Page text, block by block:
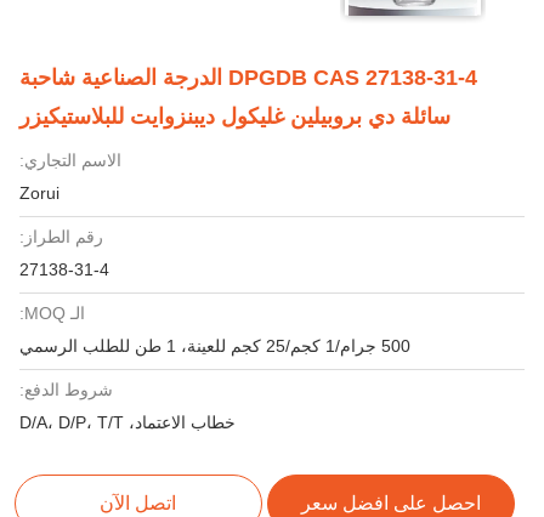
DPGDB CAS 27138-31-4 الدرجة الصناعية شاحبة
سائلة دي بروبيلين غليكول ديبنزوايت للبلاستيكيزر
الاسم التجاري:
Zorui
رقم الطراز:
27138-31-4
الـ MOQ:
500 جرام/1 كجم/25 كجم للعينة، 1 طن للطلب الرسمي
شروط الدفع:
خطاب الاعتماد، D/A، D/P، T/T
احصل على افضل سعر اتصل الآن